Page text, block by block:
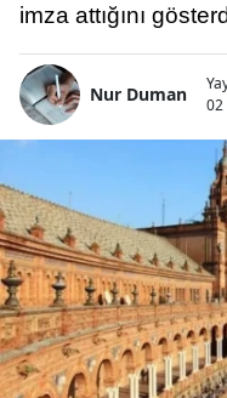
imza attığını
Nur Duman
02